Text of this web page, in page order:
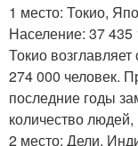
1 место: Токио,
Население: 37 435
Токио
274 000 человек.
последние годы
количество
2 место: Дели,